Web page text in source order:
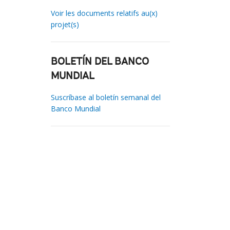
Voir les documents relatifs au(x)
projet(s)
BOLETÍN DEL BANCO
MUNDIAL
Suscríbase al boletín semanal del
Banco Mundial